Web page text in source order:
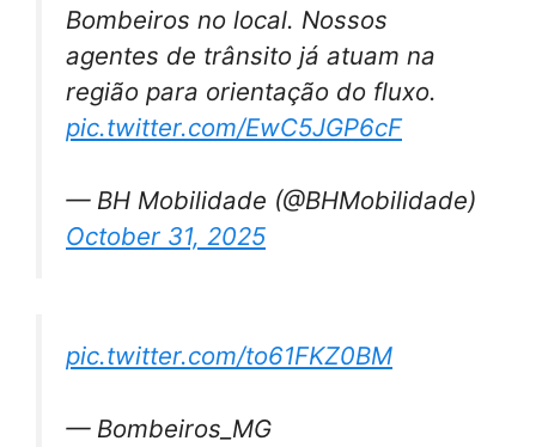
Bombeiros no local. Nossos
agentes de trânsito já atuam na
região para orientação do fluxo.
pic.twitter.com/EwC5JGP6cF
— BH Mobilidade (@BHMobilidade)
October 31, 2025
pic.twitter.com/to61FKZ0BM
— Bombeiros_MG